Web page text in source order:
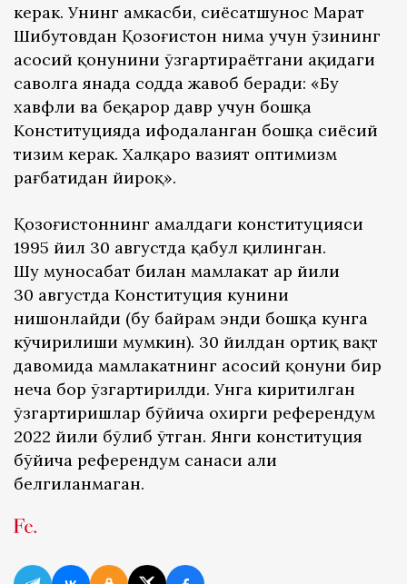
керак. Унинг ҳамкасби, сиёсатшунос Марат
Шибутовдан Қозоғистон нима учун ўзининг
асосий қонунини ўзгартираётгани ҳақидаги
саволга янада содда жавоб беради: «Бу
хавфли ва беқарор давр учун бошқа
Конституцияда ифодаланган бошқа сиёсий
тизим керак. Халқаро вазият оптимизм
рағбатидан йироқ».
Қозоғистоннинг амалдаги конституцияси
1995 йил 30 августда қабул қилинган.
Шу муносабат билан мамлакат ҳар йили
30 августда Конституция кунини
нишонлайди (бу байрам энди бошқа кунга
кўчирилиши мумкин). 30 йилдан ортиқ вақт
давомида мамлакатнинг асосий қонуни бир
неча бор ўзгартирилди. Унга киритилган
ўзгартиришлар бўйича охирги референдум
2022 йили бўлиб ўтган. Янги конституция
бўйича референдум санаси ҳали
белгиланмаган.